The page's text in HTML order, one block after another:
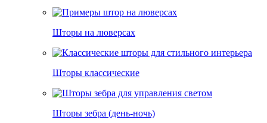
Шторы на люверсах
Шторы классические
Шторы зебра (день-ночь)